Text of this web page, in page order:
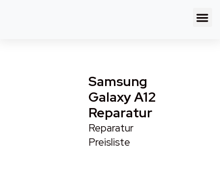
Samsung
Galaxy A12
Reparatur
Reparatur
Preisliste